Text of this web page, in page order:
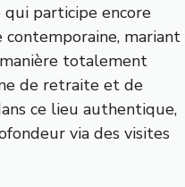
qui participe encore
mariant
totalement
de retraite et de
ce lieu authentique,
via des visites